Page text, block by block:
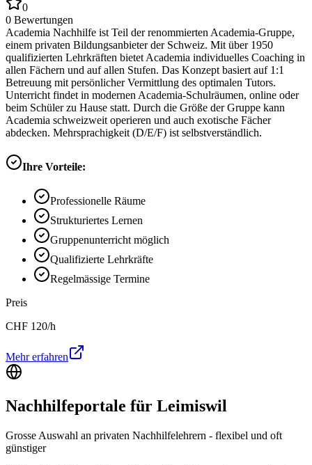
0
0 Bewertungen
Academia Nachhilfe ist Teil der renommierten Academia-Gruppe,
einem privaten Bildungsanbieter der Schweiz. Mit über 1950
qualifizierten Lehrkräften bietet Academia individuelles Coaching in
allen Fächern und auf allen Stufen. Das Konzept basiert auf 1:1
Betreuung mit persönlicher Vermittlung des optimalen Tutors.
Unterricht findet in modernen Academia-Schulräumen, online oder
beim Schüler zu Hause statt. Durch die Größe der Gruppe kann
Academia schweizweit operieren und auch exotische Fächer
abdecken. Mehrsprachigkeit (D/E/F) ist selbstverständlich.
Ihre Vorteile:
Professionelle Räume
Strukturiertes Lernen
Gruppenunterricht möglich
Qualifizierte Lehrkräfte
Regelmässige Termine
Preis
CHF 120/h
Mehr erfahren
Nachhilfeportale für Leimiswil
Grosse Auswahl an privaten Nachhilfelehrern - flexibel und oft
günstiger